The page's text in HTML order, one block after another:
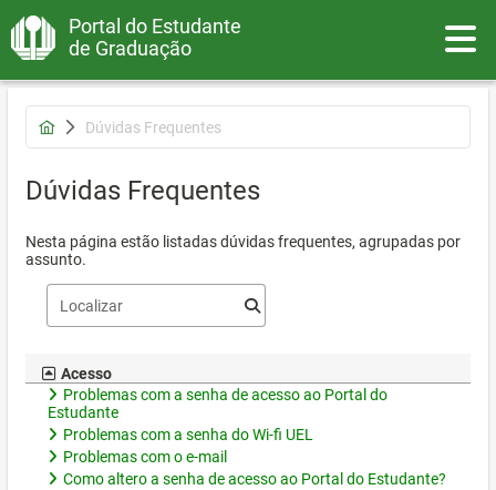
Portal do Estudante
de Graduação
Dúvidas Frequentes
Dúvidas Frequentes
Nesta página estão listadas dúvidas frequentes, agrupadas por
assunto.
Acesso
Problemas com a senha de acesso ao Portal do
Estudante
Problemas com a senha do Wi-fi UEL
Problemas com o e-mail
Como altero a senha de acesso ao Portal do Estudante?